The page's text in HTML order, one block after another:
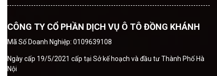
CÔNG TY CỔ PHẦN DỊCH VỤ Ô TÔ ĐỒNG KHÁNH
Mã Số Doanh Nghiệp: 0109639108
Ngày cấp 19/5/2021 cấp tại Sở kế hoạch và đầu tư Thành Phố Hà
Nội